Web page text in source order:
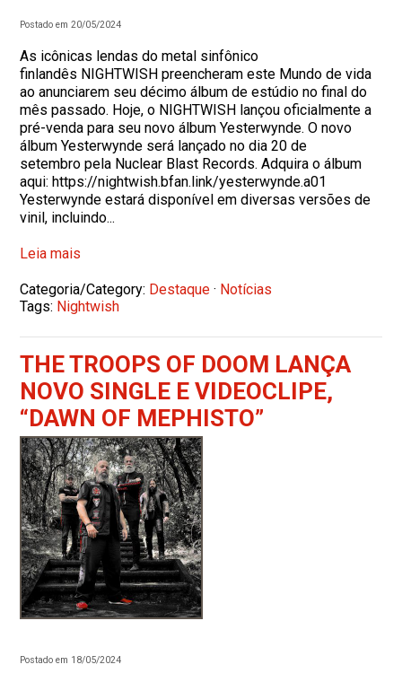
Postado em 20/05/2024
As icônicas lendas do metal sinfônico
finlandês NIGHTWISH preencheram este Mundo de vida
ao anunciarem seu décimo álbum de estúdio no final do
mês passado. Hoje, o NIGHTWISH lançou oficialmente a
pré-venda para seu novo álbum Yesterwynde. O novo
álbum Yesterwynde será lançado no dia 20 de
setembro pela Nuclear Blast Records. Adquira o álbum
aqui: https://nightwish.bfan.link/yesterwynde.a01
Yesterwynde estará disponível em diversas versões de
vinil, incluindo...
Leia mais
Categoria/Category: Destaque · Notícias
Tags: Nightwish
THE TROOPS OF DOOM LANÇA
NOVO SINGLE E VIDEOCLIPE,
“DAWN OF MEPHISTO”
Postado em 18/05/2024